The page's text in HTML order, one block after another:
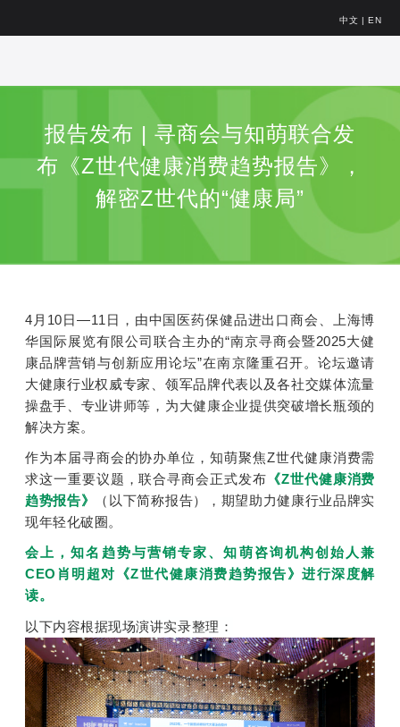
中文 | EN
报告发布 | 寻商会与知萌联合发
布《Z世代健康消费趋势报告》，
解密Z世代的“健康局”
4月10日—11日，由中国医药保健品进出口商会、上海博
华国际展览有限公司联合主办的“南京寻商会暨2025大健
康品牌营销与创新应用论坛”在南京隆重召开。论坛邀请
大健康行业权威专家、领军品牌代表以及各社交媒体流量
操盘手、专业讲师等，为大健康企业提供突破增长瓶颈的
解决方案。
作为本届寻商会的协办单位，知萌聚焦Z世代健康消费需
求这一重要议题，联合寻商会正式发布 《Z世代健康消费
趋势报告》
（以下简称报告），期望助力健康行业品牌实
现年轻化破圈。
会上，知名趋势与营销专家、知萌咨询机构创始人兼
CEO肖明超对《Z世代健康消费趋势报告》进行深度解
读。
以下内容根据现场演讲实录整理：